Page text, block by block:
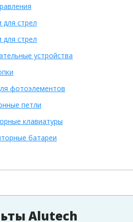
для стрел
для стрел
устройства
фотоэлементов
петли
клавиатуры
батареи
Alutech